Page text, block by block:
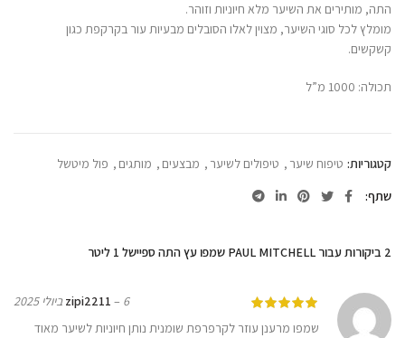
התה, מותירים את השיער מלא חיוניות וזוהר.
מומלץ לכל סוגי השיער, מצוין לאלו הסובלים מבעיות עור בקרקפת כגון
קשקשים.
תכולה: 1000 מ”ל
קטגוריות: טיפוח שיער , טיפולים לשיער , מבצעים , מותגים , פול מיטשל
שתף
2 ביקורות עבור PAUL MITCHELL שמפו עץ התה ספיישל 1 ליטר
zipi2211 – 6 ביולי 2025
שמפו מרענן עוזר לקרפרפת שומנית נותן חיוניות לשיער מאוד